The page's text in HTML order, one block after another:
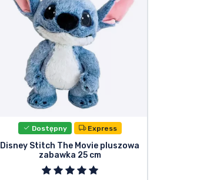
Dostępny Express
Disney Stitch The Movie pluszowa
zabawka 25 cm